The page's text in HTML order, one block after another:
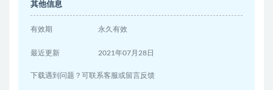
其他信息
有效期 永久有效
最近更新 2021年07月28日
下载遇到问题？可联系客服或留言反馈